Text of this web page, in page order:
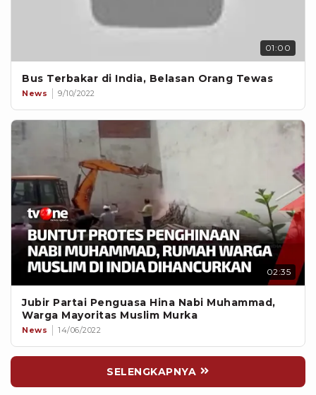
01:00
Bus Terbakar di India, Belasan Orang Tewas
News 9/10/2022
02:35
Jubir Partai Penguasa Hina Nabi Muhammad,
Warga Mayoritas Muslim Murka
News 14/06/2022
SELENGKAPNYA